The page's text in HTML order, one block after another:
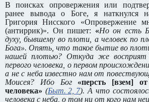
В поисках опровержения или
ранее вывода о Боге, я наткнулся
Григория Нисского «Опровержение
(антиррик)». Он пишет: «Но он есть
духу, бывшему во плоти, а человек по
Бога». Опять, что такое бытие во
нашей плотью? Откуда же восприят
первого человека, о первом
а не с неба известно нам от
Моисея? Ибо Бог «персть [взем]
человека» (Быт. 2, 7). А что
человека с неба, о том ни от кого нам